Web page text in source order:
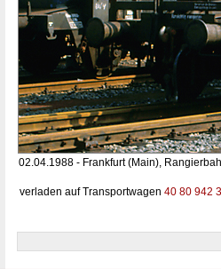
02.04.1988 - Frankfurt (Main),
verladen auf Transportwagen 40 80 942